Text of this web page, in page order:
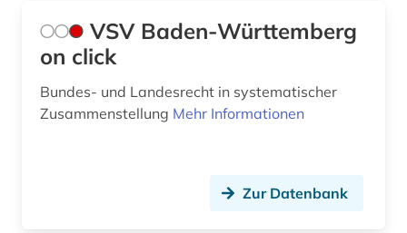
VSV Baden-Württemberg
on click
Bundes- und Landesrecht in systematischer
Zusammenstellung Mehr Informationen
Zur Datenbank